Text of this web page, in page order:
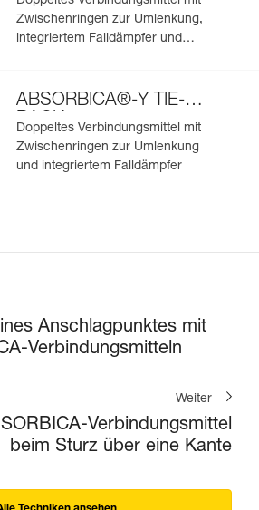
Zwischenringen zur Umlenkung,
integriertem Falldämpfer und
ABSORBICA®-Y TIE-
BACK
Doppeltes Verbindungsmittel mit
Zwischenringen zur Umlenkung
und integriertem Falldämpfer
Anschlagpunktes mit
Verbindungsmitteln
Weiter
Verbindungsmittel
beim Sturz über eine Kante